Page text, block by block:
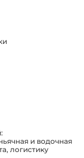
и водочная
логистику